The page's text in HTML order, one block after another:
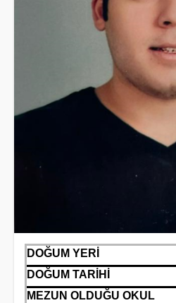
DOĞUM YERİ
DOĞUM TARİHİ
MEZUN OLDUĞU OKUL